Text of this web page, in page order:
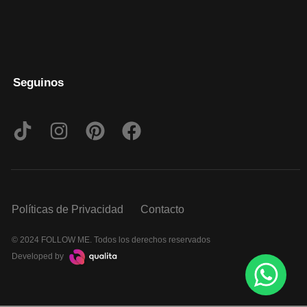
Seguinos
Políticas de Privacidad Contacto
© 2024 FOLLOW ME. Todos los derechos reservados
Developed by